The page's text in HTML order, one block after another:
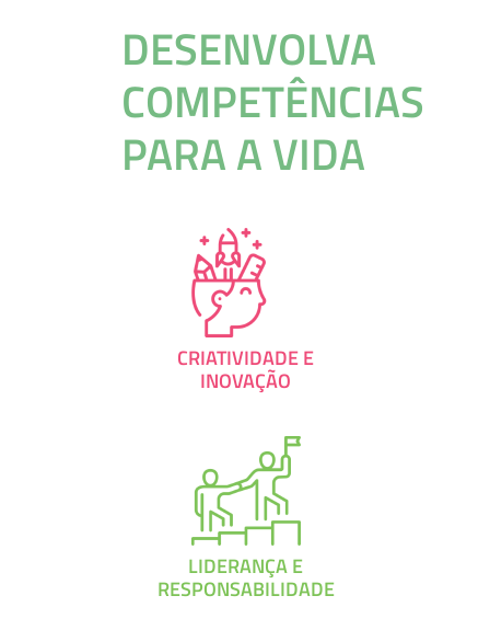
DESENVOLVA
COMPETÊNCIAS
PARA A VIDA
CRIATIVIDADE E
INOVAÇÃO
LIDERANÇA E
RESPONSABILIDADE